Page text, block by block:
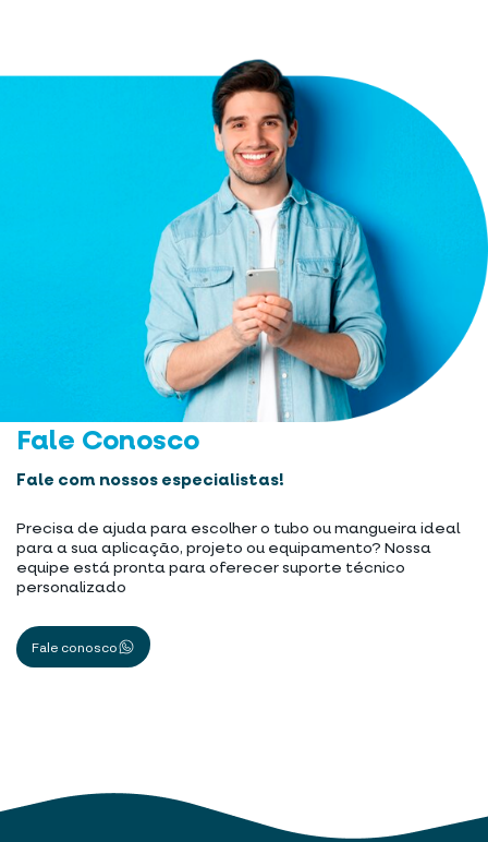
Fale Conosco
Fale com nossos especialistas!
Precisa de ajuda para escolher o tubo ou mangueira ideal
para a sua aplicação, projeto ou equipamento? Nossa
equipe está pronta para oferecer suporte técnico
personalizado
Fale conosco